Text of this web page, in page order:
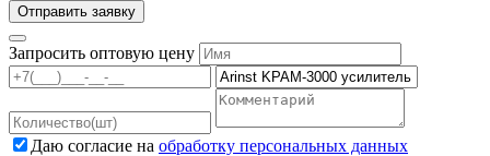
Запросить оптовую цену
Даю согласие на обработку персональных данных